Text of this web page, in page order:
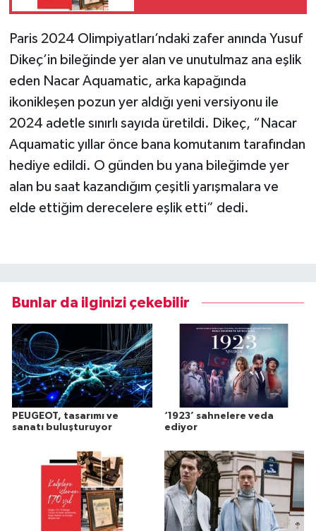
Paris 2024 Olimpiyatları’ndaki zafer anında Yusuf
Dikeç’in bileğinde yer alan ve unutulmaz ana eşlik
eden Nacar Aquamatic, arka kapağında
ikonikleşen pozun yer aldığı yeni versiyonu ile
2024 adetle sınırlı sayıda üretildi. Dikeç, “Nacar
Aquamatic yıllar önce bana komutanım tarafından
hediye edildi. O günden bu yana bileğimde yer
alan bu saat kazandığım çeşitli yarışmalara ve
elde ettiğim derecelere eşlik etti” dedi.
Bunlar da ilginizi çekebilir
PEUGEOT, tasarımı ve
sanatı buluşturuyor
‘1923’ sahnelere veda
ediyor